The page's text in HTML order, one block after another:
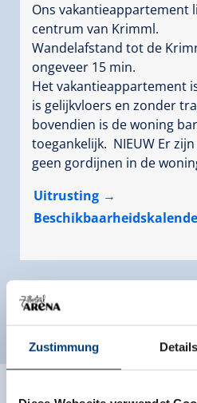
Zustimmung Details
Ons vakantieappartement
centrum van Krimml.
Wandelafstand tot de
ongeveer 15 min.
Het vakantieappartement
is gelijkvloers en zonder
bovendien is de woning
toegankelijk. NIEUW Er
geen gordijnen in de
Uitrusting
Andere kamers en